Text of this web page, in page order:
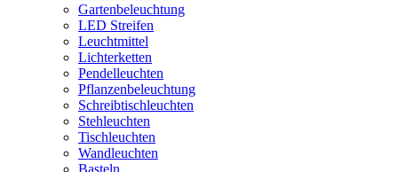
Gartenbeleuchtung
LED Streifen
Leuchtmittel
Lichterketten
Pendelleuchten
Pflanzenbeleuchtung
Schreibtischleuchten
Stehleuchten
Tischleuchten
Wandleuchten
Basteln